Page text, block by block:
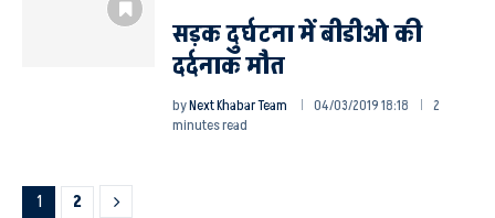
सड़क दुर्घटना में बीडीओ की
दर्दनाक मौत
byNext Khabar Team 04/03/2019 18:18
2
minutes read
1 2